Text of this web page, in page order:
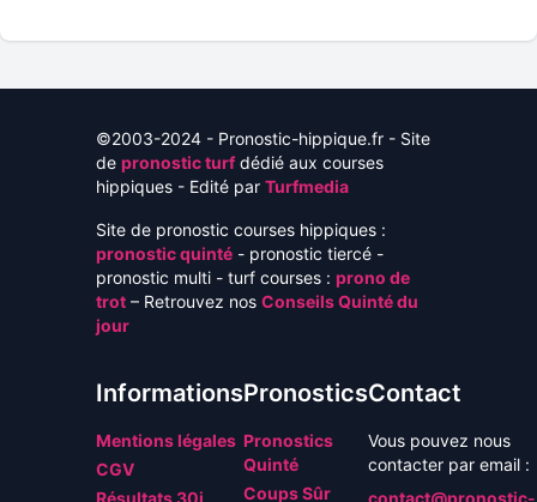
©2003-2024 - Pronostic-hippique.fr - Site
de pronostic turfdédié aux courses
hippiques - Edité par Turfmedia
Site de pronostic courses hippiques :
pronostic quinté - pronostic tiercé -
pronostic multi - turf courses : prono de
trot – Retrouvez nos Conseils Quinté du
jour
Informations
Mentions légales
CGV
Pronostics
Pronostics
Quinté
Coups Sûr
Contact
Vous pouvez nous
contacter par email :